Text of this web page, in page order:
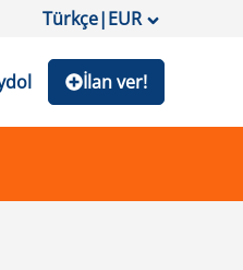
Türkçe|EUR
İlan ver!